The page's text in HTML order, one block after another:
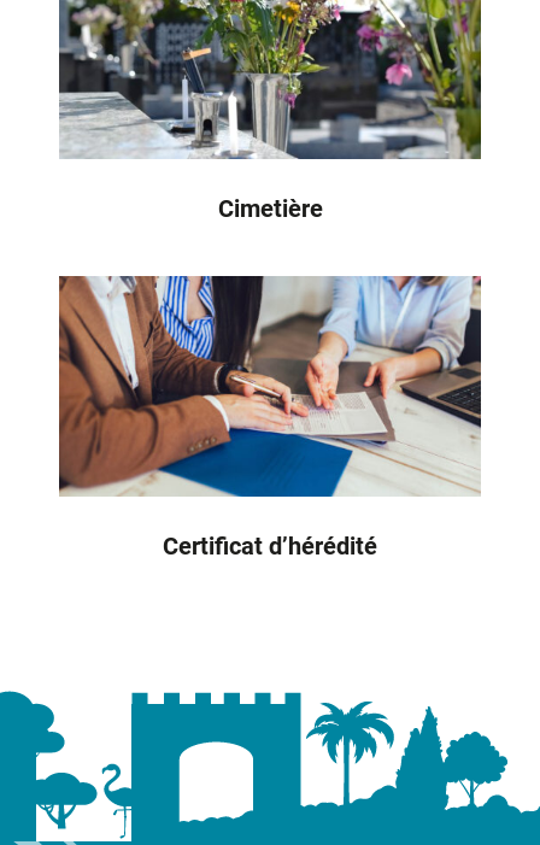
Cimetière
Certificat d’hérédité